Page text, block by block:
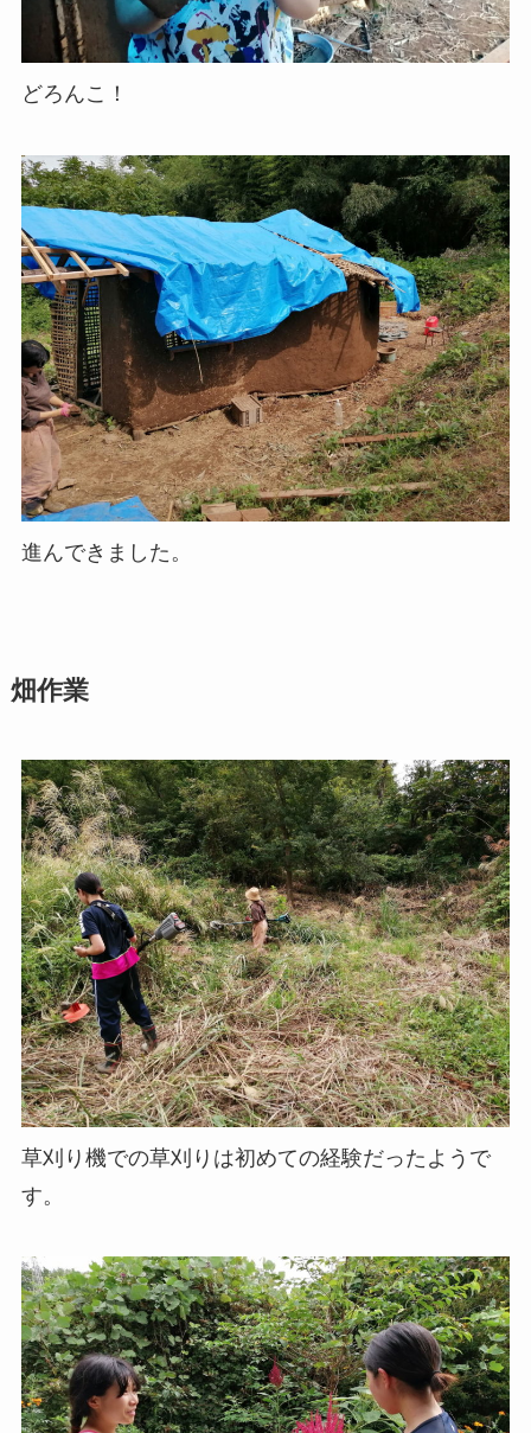
どろんこ！
進んできました。
畑作業
草刈り機での草刈りは初めての経験だったようで
す。